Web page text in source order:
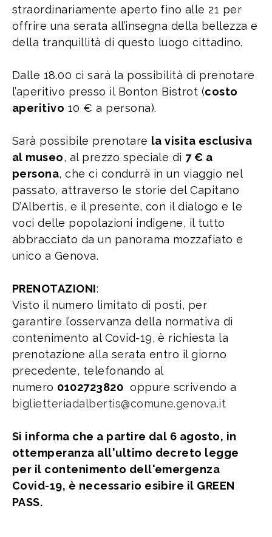
straordinariamente aperto fino alle 21 per
offrire una serata all’insegna della bellezza e
della tranquillità di questo luogo cittadino.
Dalle 18.00 ci sarà la possibilità di prenotare
l’aperitivo presso il Bonton Bistrot (costo
aperitivo 10 € a persona).
Sarà possibile prenotare la visita esclusiva
al museo, al prezzo speciale di 7 € a
persona, che ci condurrà in un viaggio nel
passato, attraverso le storie del Capitano
D’Albertis, e il presente, con il dialogo e le
voci delle popolazioni indigene, il tutto
abbracciato da un panorama mozzafiato e
unico a Genova.
PRENOTAZIONI:
Visto il numero limitato di posti, per
garantire l’osservanza della normativa di
contenimento al Covid-19, è richiesta la
prenotazione alla serata entro il giorno
precedente, telefonando al
numero 0102723820 oppure scrivendo a
biglietteriadalbertis@comune.genova.it
Si informa che a partire dal 6 agosto, in
ottemperanza all'ultimo decreto legge
per il contenimento dell'emergenza
Covid-19, è necessario esibire il GREEN
PASS.